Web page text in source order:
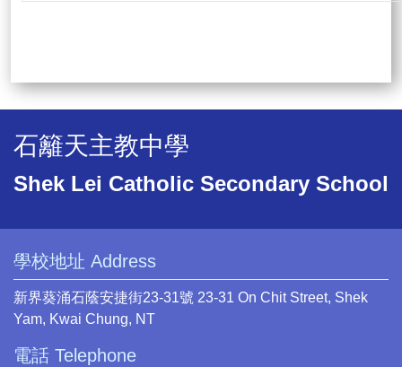
石籬天主教中學
Shek Lei Catholic Secondary School
學校地址 Address
新界葵涌石蔭安捷街23-31號 23-31 On Chit Street, Shek
Yam, Kwai Chung, NT
電話 Telephone